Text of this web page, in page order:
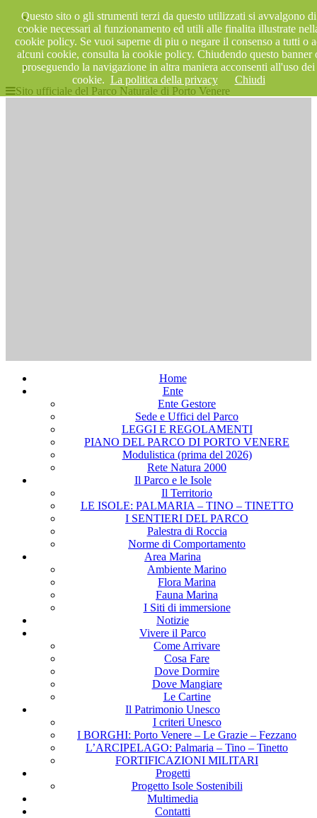
Sito ufficiale del Parco Naturale di Porto Venere
Home
Ente
Ente Gestore
Sede e Uffici del Parco
LEGGI E REGOLAMENTI
PIANO DEL PARCO DI PORTO VENERE
Modulistica (prima del 2026)
Rete Natura 2000
Il Parco e le Isole
Il Territorio
LE ISOLE: PALMARIA – TINO – TINETTO
I SENTIERI DEL PARCO
Palestra di Roccia
Norme di Comportamento
Area Marina
Ambiente Marino
Flora Marina
Fauna Marina
I Siti di immersione
Notizie
Vivere il Parco
Come Arrivare
Cosa Fare
Dove Dormire
Dove Mangiare
Le Cartine
Il Patrimonio Unesco
I criteri Unesco
I BORGHI: Porto Venere – Le Grazie – Fezzano
L’ARCIPELAGO: Palmaria – Tino – Tinetto
FORTIFICAZIONI MILITARI
Progetti
Progetto Isole Sostenibili
Multimedia
Contatti
Questo sito o gli strumenti terzi da questo utilizzati si avvalgono di
cookie necessari al funzionamento ed utili alle finalita illustrate
cookie policy. Se vuoi saperne di piu o negare il consenso a tutti o
alcuni cookie, consulta la cookie policy. Chiudendo questo banner
proseguendo la navigazione in altra maniera acconsenti all'uso dei
cookie. La politica della privacy Chiudi